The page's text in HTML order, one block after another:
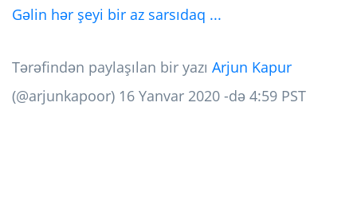
Gəlin hər şeyi bir az sarsıdaq ...
Tərəfindən paylaşılan bir yazı Arjun Kapur
(@arjunkapoor) 16 Yanvar 2020 -də 4:59 PST